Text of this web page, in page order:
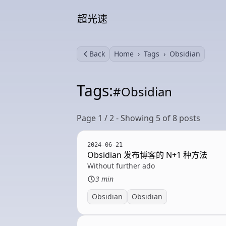
超光速
Back Home Tags Obsidian
Tags:#Obsidian
Page 1 / 2 - Showing 5 of 8 posts
2024-06-21
Obsidian 发布博客的 N+1 种方法
Without further ado
3 min
Obsidian
Obsidian